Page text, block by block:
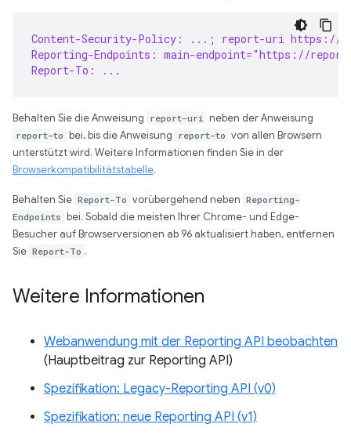
Content-Security-Policy: ...; report-uri https://
Reporting-Endpoints: main-endpoint="https://
Report-To: ...
Behalten Sie die Anweisung report-uri neben der Anweisung
report-to bei, bis die Anweisung report-to von allen Browsern
unterstützt wird. Weitere Informationen finden Sie in der
Browserkompatibilitätstabelle.
Behalten Sie Report-To vorübergehend neben Reporting-
Endpoints
bei. Sobald die meisten Ihrer Chrome- und Edge-
Besucher auf Browserversionen ab 96 aktualisiert haben, entfernen
Sie Report-To .
Weitere Informationen
Webanwendung mit der Reporting API beobachten
(Hauptbeitrag zur Reporting API)
Spezifikation: Legacy-Reporting API (v0)
Spezifikation: neue Reporting API (v1)